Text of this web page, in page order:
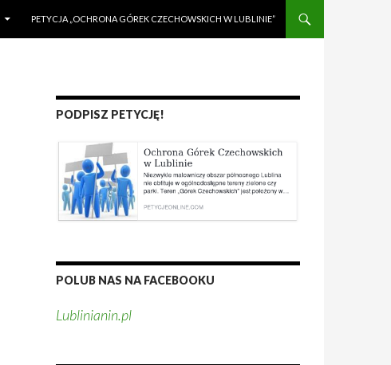
PETYCJA „OCHRONA GÓREK CZECHOWSKICH W LUBLINIE”
PODPISZ PETYCJĘ!
POLUB NAS NA FACEBOOKU
Lublinianin.pl